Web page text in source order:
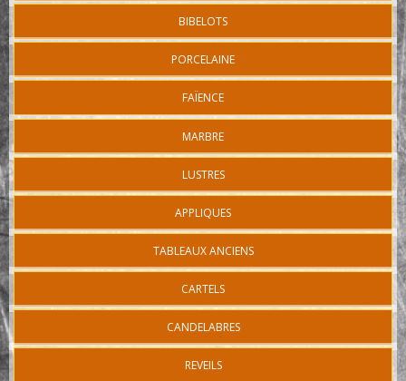
BIBELOTS
PORCELAINE
FAÏENCE
MARBRE
LUSTRES
APPLIQUES
TABLEAUX ANCIENS
CARTELS
CANDELABRES
REVEILS